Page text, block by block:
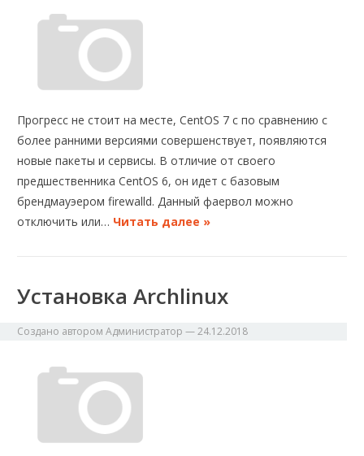
Прогресс не стоит на месте, CentOS 7 с по сравнению с
более ранними версиями совершенствует, появляются
новые пакеты и сервисы. В отличие от своего
предшественника CentOS 6, он идет с базовым
брендмауэером firewalld. Данный фаервол можно
отключить или… Читать далее »
Установка Archlinux
Создано авторомАдминистратор —24.12.2018